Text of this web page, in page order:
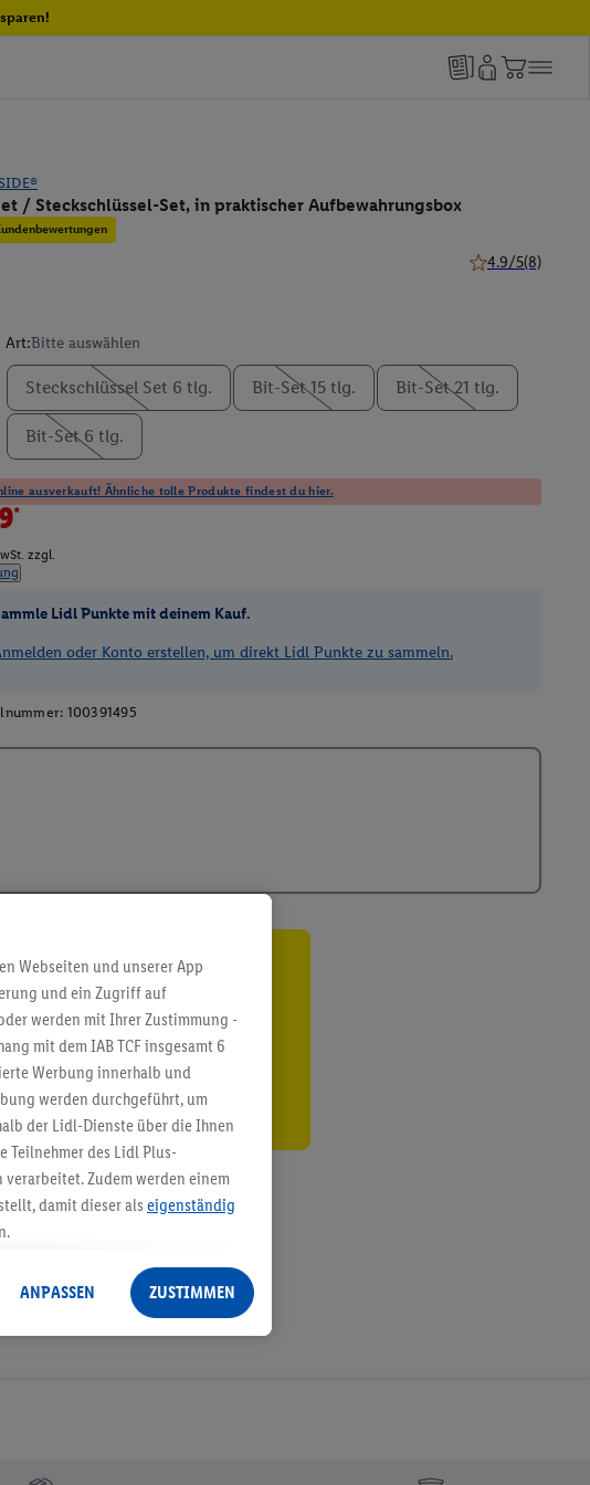
/ Steckschlüssel-Set, in praktischer Aufbewahrungsbox
4.9/5(8)
Art:Bitte auswählen
Steckschlüssel Set 6 tlg. Bit-Set 15 tlg. Bit-Set 21 tlg.
Bit-Set 6 tlg.
ausverkauft! Ähnliche tolle Produkte findest du hier.
zzgl.
Lidl Punkte mit deinem Kauf.
oder Konto erstellen, um direkt Lidl Punkte zu sammeln.
100391495
sparen³²ᵃ
anmelden
sichern!
Webseiten und unserer App
und ein Zugriff auf
werden mit Ihrer Zustimmung -
mit dem IAB TCF insgesamt 6
Werbung innerhalb und
werden durchgeführt, um
der Lidl-Dienste über die Ihnen
Teilnehmer des Lidl Plus-
Zudem werden einem
damit dieser als eigenständig
Nutzung der Lidl-Dienste, Ihr
Geschlecht - sowie Ihre
dem Speichern von
sowie zur technischen
ANPASSEN ZUSTIMMEN